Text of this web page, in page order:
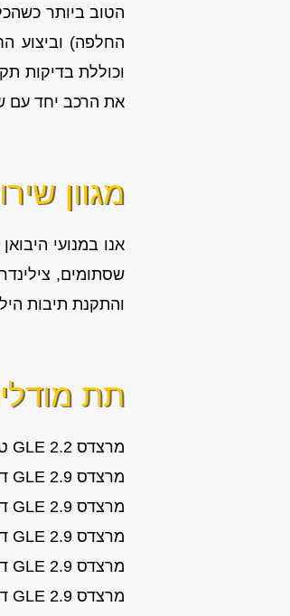
הטוב ביותר
החלפה) וביצוע
וכוללת בדיקות
את הרכב יחד עם
מגוון
אנו במנועי
והתקנת תיבות
תת
מרצדס GLE 2.2 טורבו-דיזל GLE250d שנות ייצור: 2015, 2016, 2017, 2018
מרצדס GLE 2.9 דיזל (7 מושבים) GLE350d AMG שנות ייצור: 2019
מרצדס GLE 2.9 דיזל (7 מושבים) GLE350d Exclusive שנות ייצור: 2019
מרצדס GLE 2.9 דיזל (7 מושבים) GLE350d Premium שנות ייצור: 2019
מרצדס GLE 2.9 דיזל GLE350d AMG שנות ייצור: 2019, 2020
מרצדס GLE 2.9 דיזל GLE350d Exclusive שנות ייצור: 2019, 2020